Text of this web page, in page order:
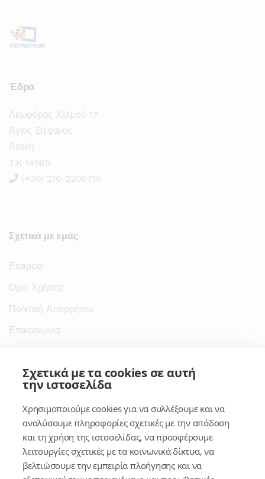
Έδρα
Λεωφόρος Χελμού 17
Άγιος Στέφανος
Αττική
T.K 14565
(+30) 210-2206715
Σχετικά με εμάς
Εταιρεία
Όροι Χρήσης
Πολιτική Απορρήτου
Επικοινωνία
Σύνδεσμοι
Κέντρο Γνώσης
Πλατφόρμα
Εγγραφή
Σχετικά με τα cookies σε αυτή
την ιστοσελίδα
Χρησιμοποιούμε cookies για να συλλέξουμε και να
αναλύσουμε πληροφορίες σχετικές με την απόδοση
και τη χρήση της ιστοσελίδας, να προσφέρουμε
λειτουργίες σχετικές με τα κοινωνικά δίκτυα, να
βελτιώσουμε την εμπειρία πλοήγησης και να